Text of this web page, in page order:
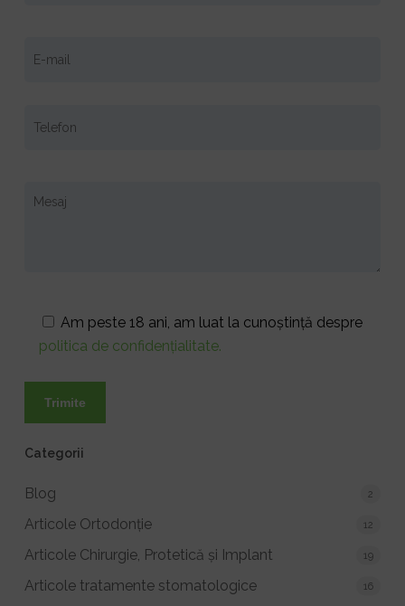
Am peste 18 ani, am luat la cunoștință despre
politica de confidențialitate.
Categorii
Blog 2
Articole Ortodonție 12
Articole Chirurgie, Protetică și Implant 19
Articole tratamente stomatologice 16